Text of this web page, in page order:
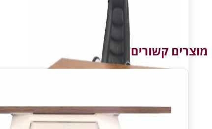
מוצרים קשורים